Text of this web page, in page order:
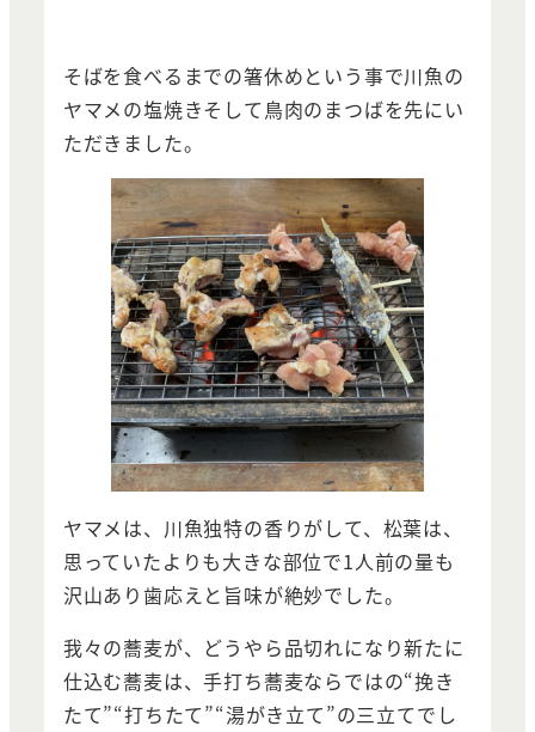
そばを食べるまでの箸休めという事で川魚の
ヤマメの塩焼きそして鳥肉のまつばを先にい
ただきました。
ヤマメは、川魚独特の香りがして、松葉は、
思っていたよりも大きな部位で1人前の量も
沢山あり歯応えと旨味が絶妙でした。
我々の蕎麦が、どうやら品切れになり新たに
仕込む蕎麦は、手打ち蕎麦ならではの“挽き
たて”“打ちたて”“湯がき立て”の三立てでし